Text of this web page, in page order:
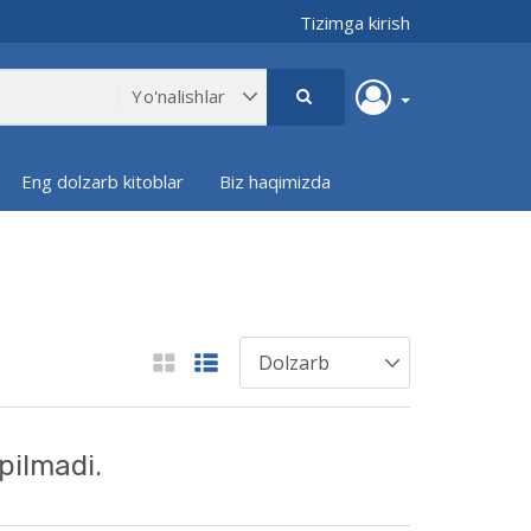
Tizimga kirish
Eng dolzarb kitoblar Biz haqimizda